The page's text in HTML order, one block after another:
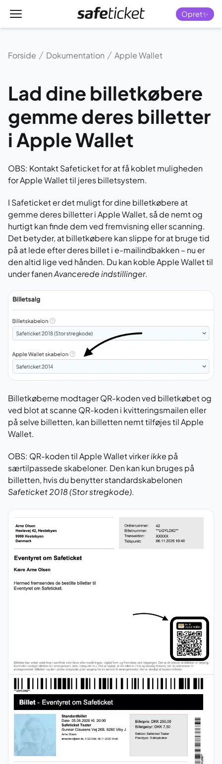
Menu Forside Opret✨
Forside Dokumentation Apple Wallet
Lad dine billetkøbere
gemme deres billetter
i Apple Wallet
OBS: Kontakt Safeticket for at få koblet muligheden
for Apple Wallet til jeres billetsystem.
I Safeticket er det muligt for dine billetkøbere at
gemme deres billetter i Apple Wallet, så de nemt og
hurtigt kan finde dem ved fremvisning eller scanning.
Det betyder, at billetkøbere kan slippe for at bruge tid
på at lede efter deres billet i e-mailindbakken – nu er
den altid lige ved hånden. Du kan koble Apple Wallet til
under fanenAvancerede indstillinger.
Billetkøberne modtager QR-koden ved billetkøbet og
ved blot at scanne QR-koden i kvitteringsmailen eller
på selve billetten, kan billetten nemt tilføjes til Apple
Wallet.
OBS: QR-koden til Apple Wallet virkerikke på
særtilpassede skabeloner. Den kan kun bruges på
billetten, hvis du benytter standardskabelonen
Safeticket 2018 (Stor stregkode).